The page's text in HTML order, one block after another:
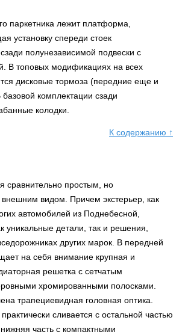
паркетника лежит платформа,
установку спереди стоек
полунезависимой подвески с
В топовых модификациях на всех
дисковые тормоза (передние еще и
комплектации сзади
колодки.
К содержанию ↑
сравнительно простым, но
видом. Причем экстерьер, как
автомобилей из Поднебесной,
уникальные детали, так и решения,
других марок. В передней
на себя внимание крупная и
решетка с сетчатым
хромированными полосками.
трапециевидная головная оптика.
сливается с остальной частью
нижняя часть с компактными